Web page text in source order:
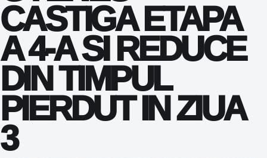
CASTIGA ETAPA
A 4-A SI REDUCE
DIN TIMPUL
PIERDUT IN ZIUA
3